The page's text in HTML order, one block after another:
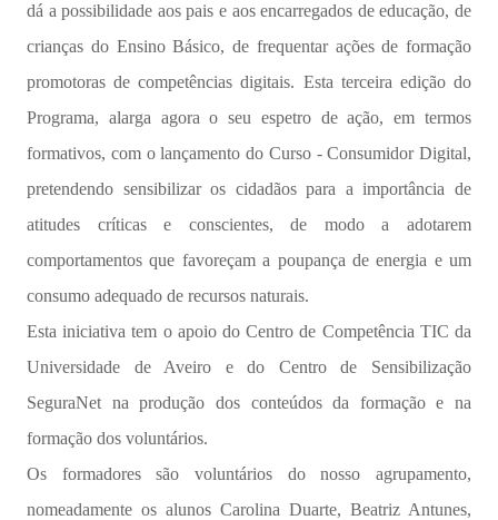
dá a possibilidade aos pais e aos encarregados de educação, de
crianças do Ensino Básico, de frequentar ações de formação
promotoras de competências digitais. Esta terceira edição do
Programa, alarga agora o seu espetro de ação, em termos
formativos, com o lançamento do Curso - Consumidor Digital,
pretendendo sensibilizar os cidadãos para a importância de
atitudes críticas e conscientes, de modo a adotarem
comportamentos que favoreçam a poupança de energia e um
consumo adequado de recursos naturais.
Esta iniciativa tem o apoio do Centro de Competência TIC da
Universidade de Aveiro e do Centro de Sensibilização
SeguraNet na produção dos conteúdos da formação e na
formação dos voluntários.
Os formadores são voluntários do nosso agrupamento,
nomeadamente os alunos Carolina Duarte, Beatriz Antunes,